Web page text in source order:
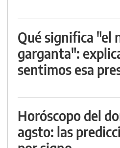
Qué significa "el
garganta":
sentimos esa
Horóscopo del
agsto: las